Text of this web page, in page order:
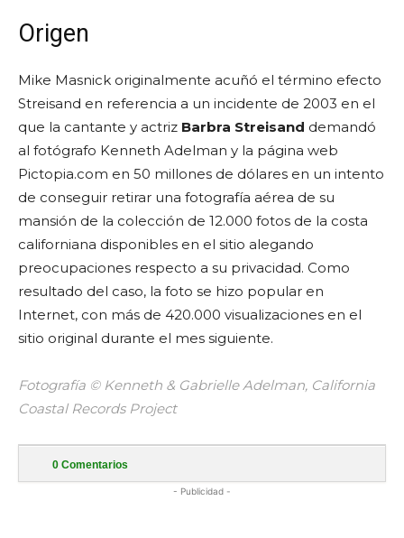
Origen
Mike Masnick originalmente acuñó el término efecto
Streisand en referencia a un incidente de 2003 en el
que la cantante y actriz Barbra Streisand demandó
al fotógrafo Kenneth Adelman y la página web
Pictopia.com en 50 millones de dólares en un intento
de conseguir retirar una fotografía aérea de su
mansión de la colección de 12.000 fotos de la costa
californiana disponibles en el sitio alegando
preocupaciones respecto a su privacidad. Como
resultado del caso, la foto se hizo popular en
Internet, con más de 420.000 visualizaciones en el
sitio original durante el mes siguiente.
Fotografía © Kenneth & Gabrielle Adelman, California
Coastal Records Project
0 Comentarios
- Publicidad -